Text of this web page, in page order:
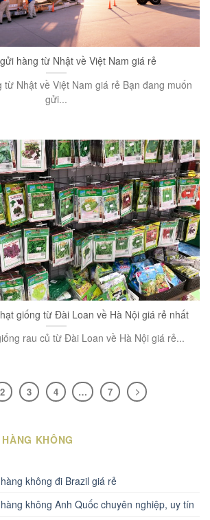
hàng từ Nhật về Việt Nam giá rẻ
từ Nhật về Việt Nam giá rẻ Bạn đang muốn
gửi...
giống từ Đài Loan về Hà Nội giá rẻ nhất
rau củ từ Đài Loan về Hà Nội giá rẻ...
2 3 4 … 7
KHÔNG
không đi Brazil giá rẻ
không Anh Quốc chuyên nghiệp, uy tín